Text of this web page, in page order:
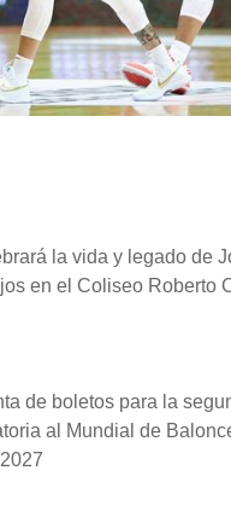
la vida y legado de
en el Coliseo Roberto
de boletos para la
al Mundial de